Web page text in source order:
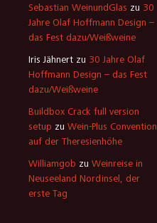
Sebastian WeinundGlas zu 30
Jahre Olaf Hoffmann Design –
das Fest dazu/Weißweine
Iris Jähnert zu 30 Jahre Olaf
Hoffmann Design – das Fest
dazu/Weißweine
Buildbox Crack full version
setup zu Wein-Plus Convention
auf der Theresienhöhe
Williamgob zu Weinreise in
Neuseeland Nordinsel, der
erste Tag